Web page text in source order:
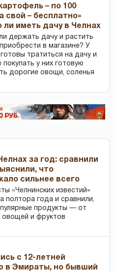
– по 100
свой – бесплатно»
ли иметь дачу в Челнах
держать дачу и растить
в магазине? У
тратиться на дачу и
у них готовую
дорогие овощи, соленья
за год: сравнили
что
сильнее всего
«Челнинских известий»
полтора года и сравнили,
продукты — от
овощей и фруктов
с 12-летней
в Эмираты, но бывший